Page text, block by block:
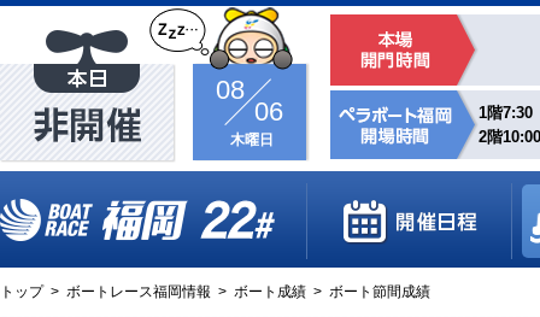
08
06
木曜日
1階7:30
2階10:00
トップ > ボートレース福岡情報 > ボート成績 > ボート節間成績